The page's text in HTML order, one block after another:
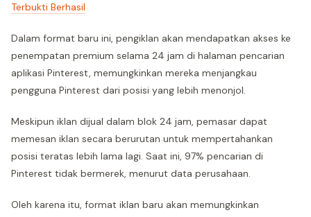
Terbukti Berhasil
Dalam format baru ini, pengiklan akan mendapatkan akses ke
penempatan premium selama 24 jam di halaman pencarian
aplikasi Pinterest, memungkinkan mereka menjangkau
pengguna Pinterest dari posisi yang lebih menonjol.
Meskipun iklan dijual dalam blok 24 jam, pemasar dapat
memesan iklan secara berurutan untuk mempertahankan
posisi teratas lebih lama lagi. Saat ini, 97% pencarian di
Pinterest tidak bermerek, menurut data perusahaan.
Oleh karena itu, format iklan baru akan memungkinkan